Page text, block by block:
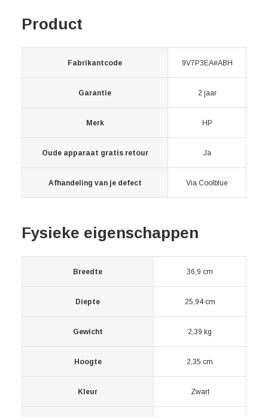
Product
Fabrikantcode 9V7P3EA#ABH
Garantie 2 jaar
Merk HP
Oude apparaat gratis retour Ja
Afhandeling van je defect Via Coolblue
Fysieke eigenschappen
Breedte 36,9 cm
Diepte 25,94 cm
Gewicht 2,39 kg
Hoogte 2,35 cm
Kleur Zwart